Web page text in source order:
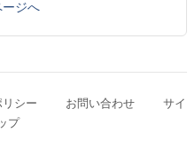
ージへ
シー お問い合わせ
サイ
プ